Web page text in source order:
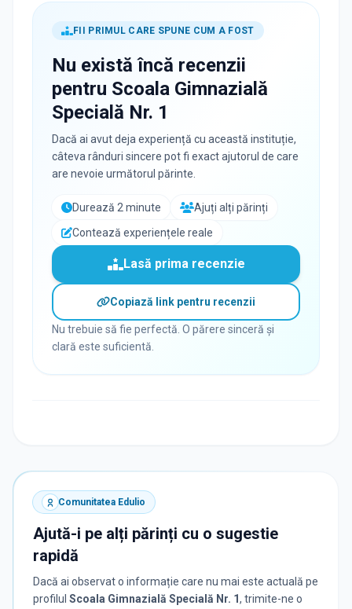
FII PRIMUL CARE SPUNE CUM A FOST
Nu există încă recenzii
pentru Scoala Gimnazială
Specială Nr. 1
Dacă ai avut deja experiență cu această instituție,
câteva rânduri sincere pot fi exact ajutorul de care
are nevoie următorul părinte.
Durează 2 minute
Ajuți alți părinți
Contează experiențele reale
Lasă prima recenzie
Copiază link pentru recenzii
Nu trebuie să fie perfectă. O părere sinceră și
clară este suficientă.
Comunitatea Edulio
Ajută-i pe alți părinți cu o sugestie
rapidă
Dacă ai observat o informație care nu mai este actuală pe
profilul Scoala Gimnazială Specială Nr. 1, trimite-ne o